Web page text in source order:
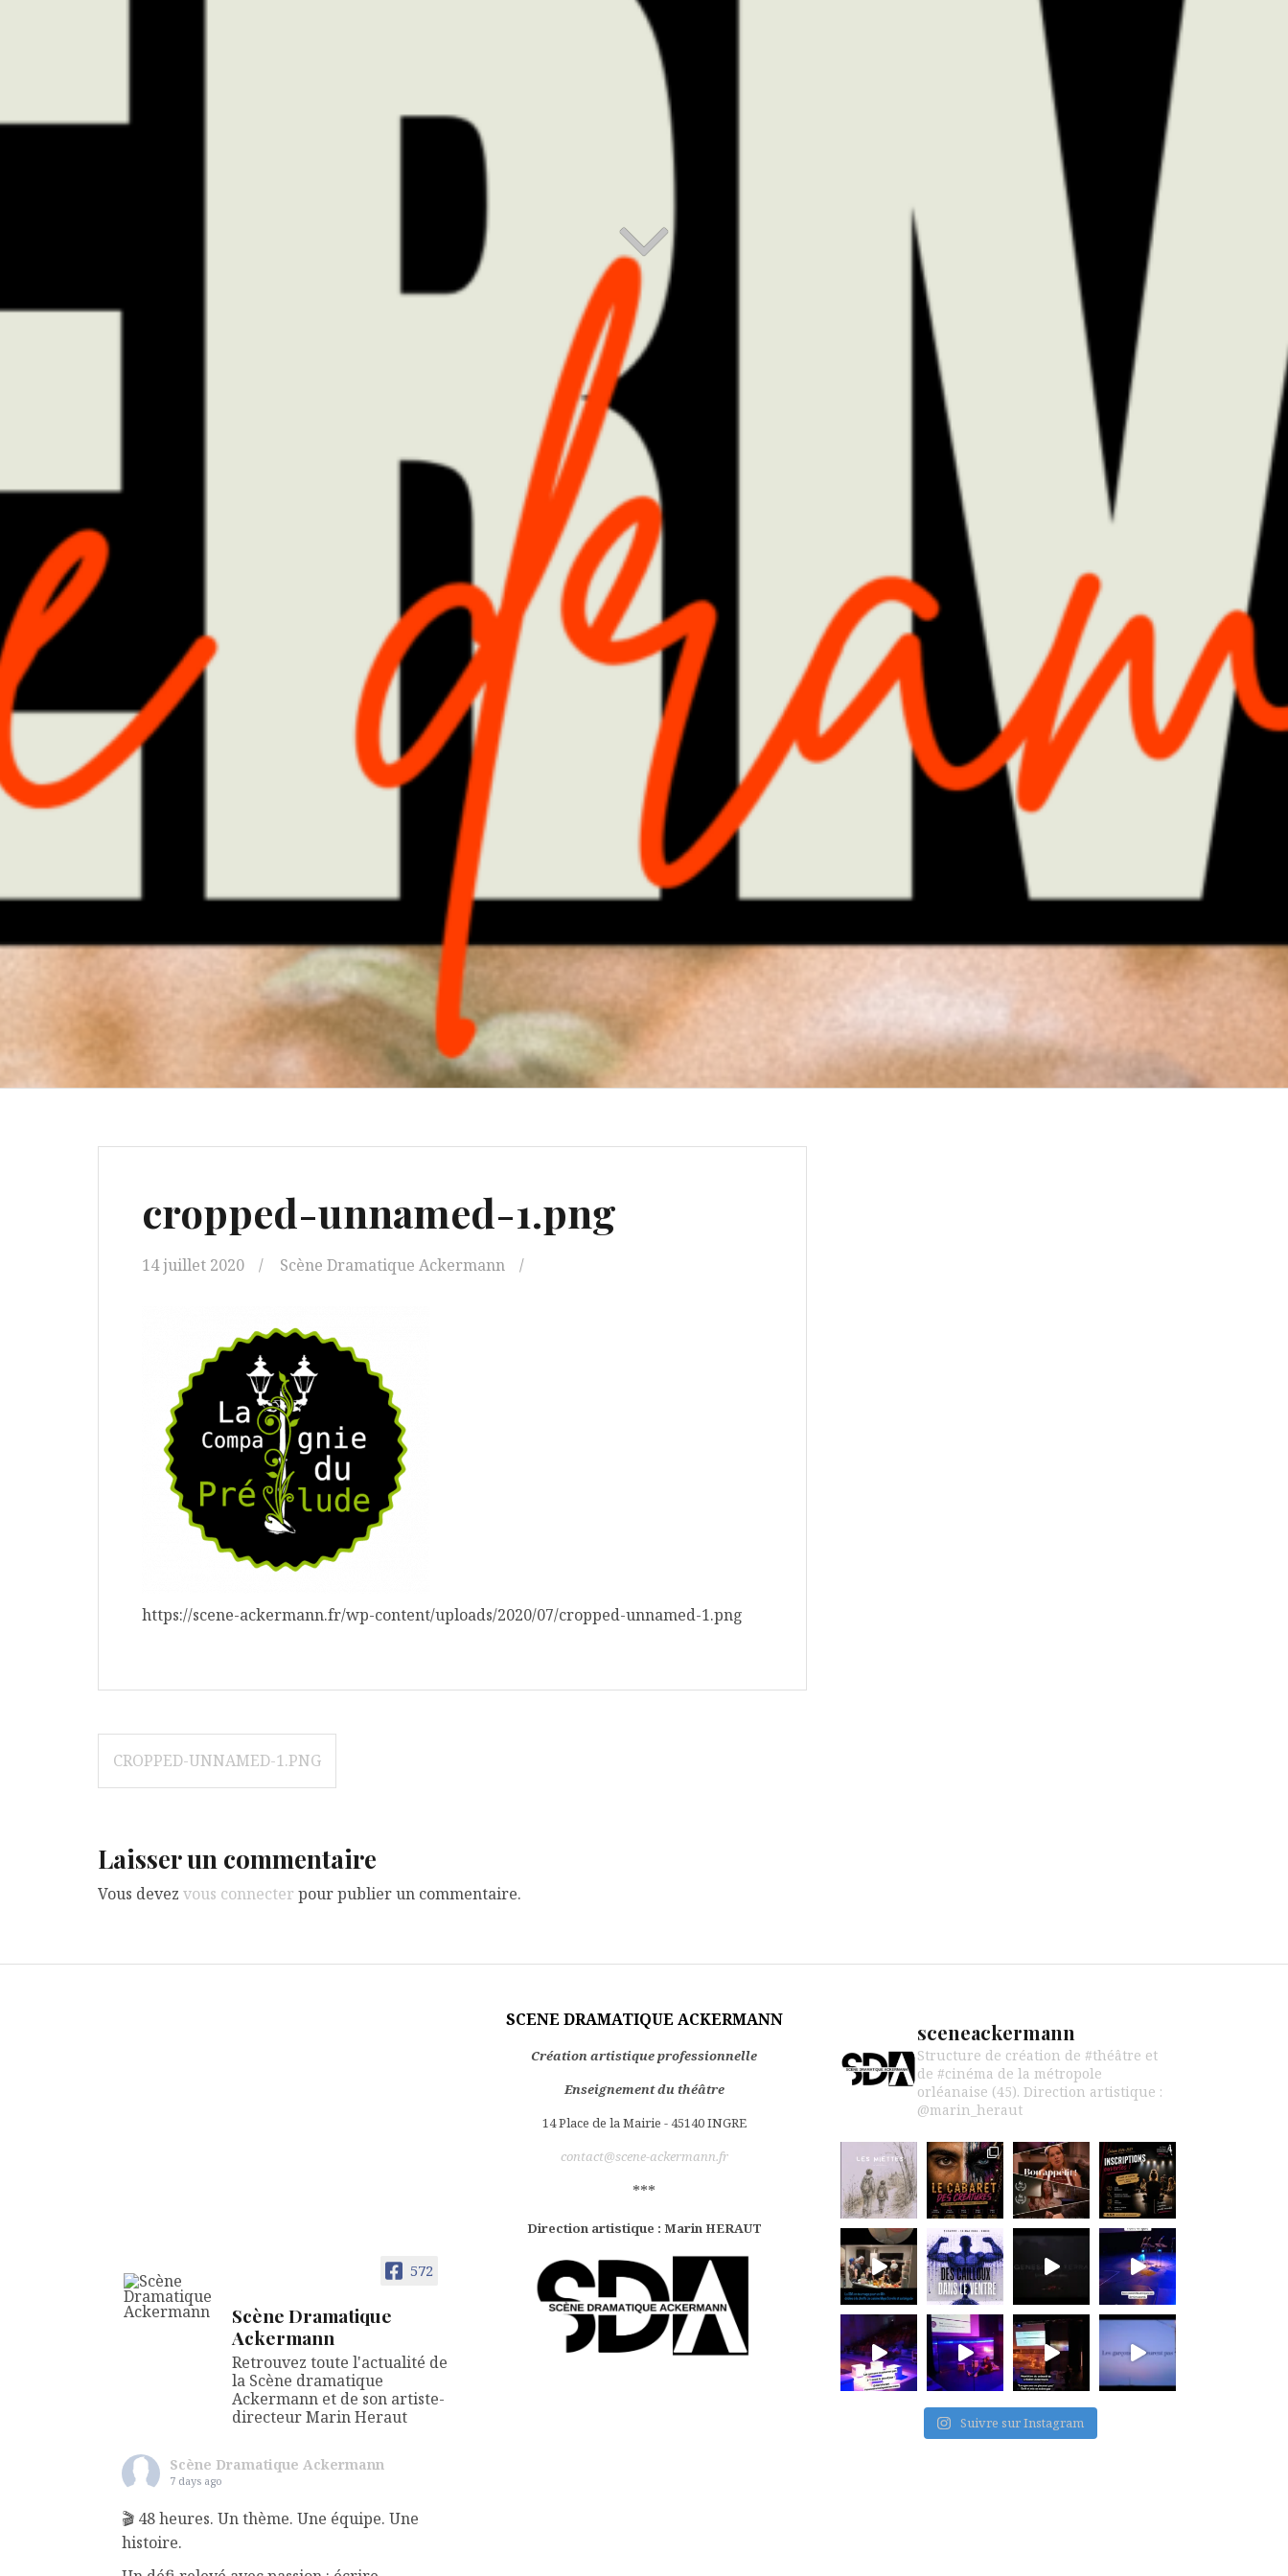
cropped-unnamed-1.png
14 juillet 2020 Scène Dramatique Ackermann
https://scene-ackermann.fr/wp-content/uploads/2020/07/cropped-unnamed-1.png
Navigation
de
CROPPED-UNNAMED-1.PNG
Laisser un commentaire
Vous devez vous connecter pour publier un commentaire.
572
Scène Dramatique
Ackermann
Retrouvez toute l'actualité de
la Scène dramatique
Ackermann et de son artiste-
directeur Marin Heraut
Scène Dramatique Ackermann
7 days ago
🎬 48 heures. Un thème. Une équipe. Une
histoire.
SCENE DRAMATIQUE ACKERMANN
Création artistique professionnelle
Enseignement du théâtre
14 Place de la Mairie - 45140 INGRE
contact@scene-ackermann.fr
***
Direction artistique : Marin HERAUT
sceneackermann
Structure de création de #théâtre et
de #cinéma de la métropole
orléanaise (45). Direction artistique :
@marin_heraut
Suivre sur Instagram